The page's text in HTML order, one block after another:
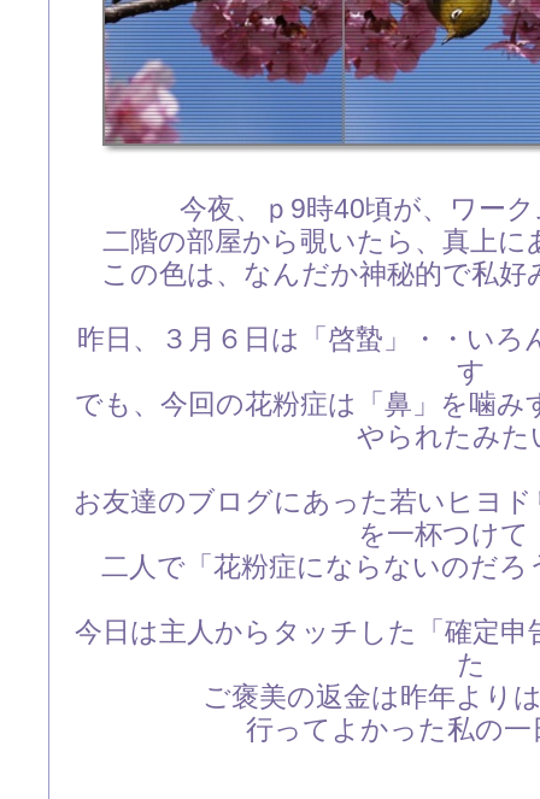
今夜、ｐ9時40頃が、ワー
二階の部屋から覗いたら、真上
この色は、なんだか神秘的で私
昨日、３月６日は「啓蟄」・・い
す
でも、今回の花粉症は「鼻」を噛
やられたみた
お友達のブログにあった若いヒヨ
を一杯つけて
二人で「花粉症にならないのだ
今日は主人からタッチした「確定
た
ご褒美の返金は昨年より
行ってよかった私の一